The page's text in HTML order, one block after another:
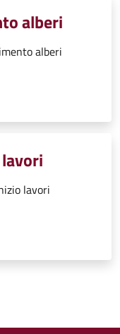
alberi
alberi
lavori